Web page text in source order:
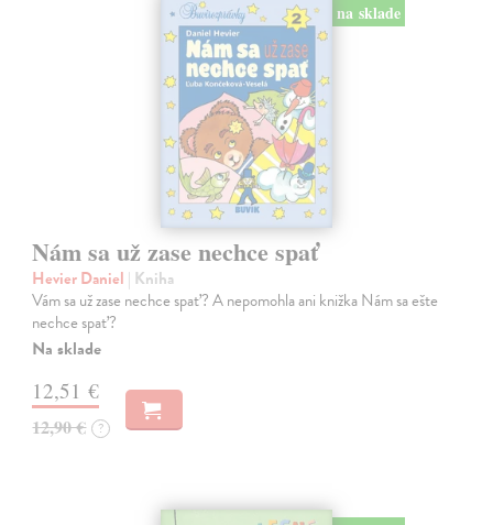
na sklade
Nám sa už zase nechce spať
Hevier Daniel | Kniha
Vám sa už zase nechce spať? A nepomohla ani knižka Nám sa ešte
nechce spať?
Na sklade
12,51 €
12,90 € ?